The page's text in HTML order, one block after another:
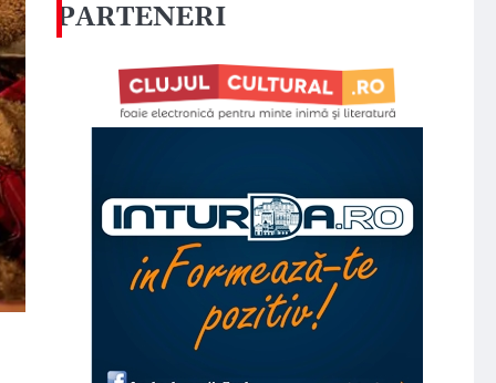
PARTENERI